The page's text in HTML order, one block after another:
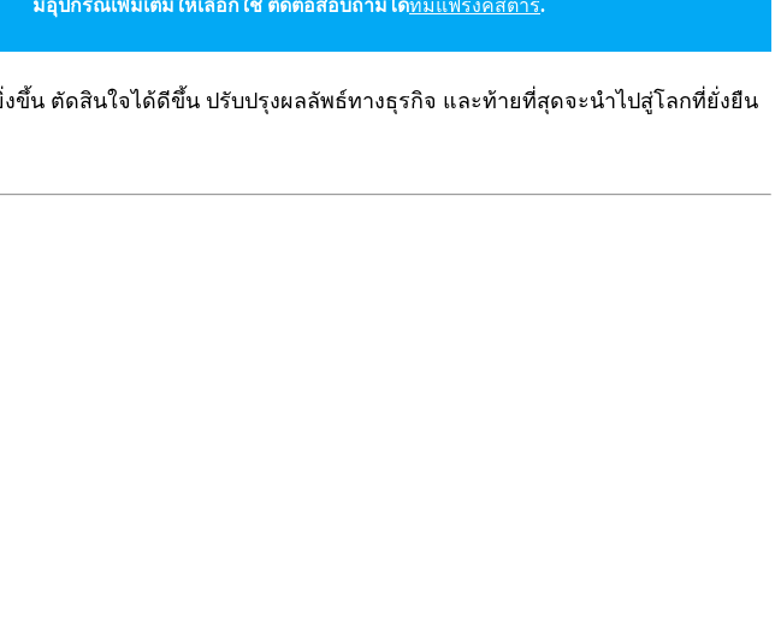
มีอุปกรณ์เพิ่มเติมให้เลือกใช้ ติดต่อสอบถามได้ทีมแฟรงค์สตาร์.
ขึ้น ตัดสินใจได้ดีขึ้น ปรับปรุงผลลัพธ์ทางธุรกิจ และท้ายที่สุดจะนำไปสู่โลกที่ยั่งยืน